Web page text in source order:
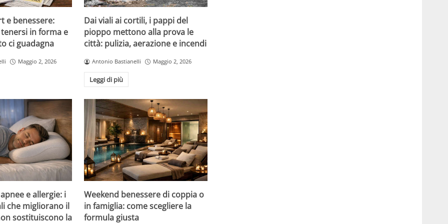
e benessere:
in forma e
ci guadagna
Maggio 2, 2026
Dai viali ai cortili, i pappi del
pioppo mettono alla prova le
città: pulizia, aerazione e incendi
Antonio Bastianelli Maggio 2, 2026
Leggi di più
e allergie: i
che migliorano il
sostituiscono la
Weekend benessere di coppia o
in famiglia: come scegliere la
formula giusta